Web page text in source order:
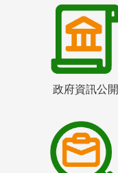
政府資訊公開